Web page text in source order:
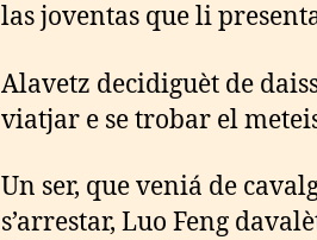
las joventas que li
Alavetz decidiguèt de
viatjar e se trobar el
Un ser, que veniá de
s’arrestar, Luo Feng